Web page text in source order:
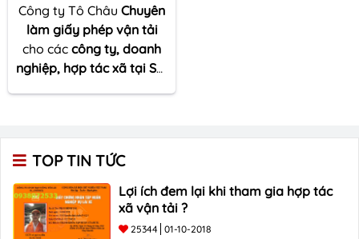
tìm kiếm ở đâu?
Công ty Tô Châu Chuyên
làm giấy phép vận tải
cho các công ty, doanh
nghiệp, hợp tác xã tại Sài
TOP TIN TỨC
Lợi ích đem lại khi tham gia hợp tác
xã vận tải ?
25344 01-10-2018